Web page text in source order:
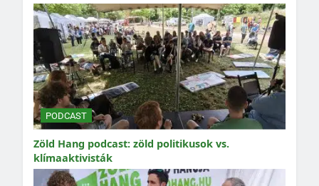
PODCAST
Zöld Hang podcast: zöld politikusok vs.
klímaaktivisták